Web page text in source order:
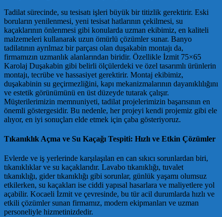
Tadilat sürecinde, su tesisatı işleri büyük bir titizlik gerektirir. Eski
boruların yenilenmesi, yeni tesisat hatlarının çekilmesi, su
kaçaklarının önlenmesi gibi konularda uzman ekibimiz, en kaliteli
malzemeleri kullanarak uzun ömürlü çözümler sunar. Banyo
tadilatının ayrılmaz bir parçası olan duşakabin montajı da,
firmamızın uzmanlık alanlarından biridir. Özellikle İzmit 75×65
Karolaj Duşakabin gibi belirli ölçülerdeki ve özel tasarımlı ürünlerin
montajı, tecrübe ve hassasiyet gerektirir. Montaj ekibimiz,
duşakabinin su geçirmezliğini, kapı mekanizmalarının dayanıklılığını
ve estetik görünümünü en üst düzeyde tutarak çalışır.
Müşterilerimizin memnuniyeti, tadilat projelerimizin başarısının en
önemli göstergesidir. Bu nedenle, her projeyi kendi projemiz gibi ele
alıyor, en iyi sonuçları elde etmek için çaba gösteriyoruz.
Tıkanıklık Açma ve Su Kaçağı Tespiti: Hızlı ve Etkin Çözümler
Evlerde ve iş yerlerinde karşılaşılan en can sıkıcı sorunlardan biri,
tıkanıklıklar ve su kaçaklarıdır. Lavabo tıkanıklığı, tuvalet
tıkanıklığı, gider tıkanıklığı gibi sorunlar, günlük yaşamı olumsuz
etkilerken, su kaçakları ise ciddi yapısal hasarlara ve maliyetlere yol
açabilir. Kocaeli İzmit ve çevresinde, bu tür acil durumlarda hızlı ve
etkili çözümler sunan firmamız, modern ekipmanları ve uzman
personeliyle hizmetinizdedir.